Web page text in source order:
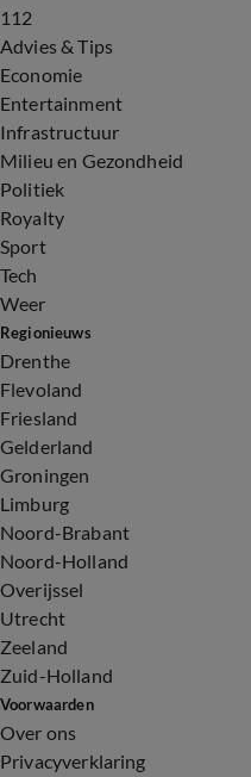
112
Advies & Tips
Economie
Entertainment
Infrastructuur
Milieu en Gezondheid
Politiek
Royalty
Sport
Tech
Weer
Regionieuws
Drenthe
Flevoland
Friesland
Gelderland
Groningen
Limburg
Noord-Brabant
Noord-Holland
Overijssel
Utrecht
Zeeland
Zuid-Holland
Voorwaarden
Over ons
Privacyverklaring